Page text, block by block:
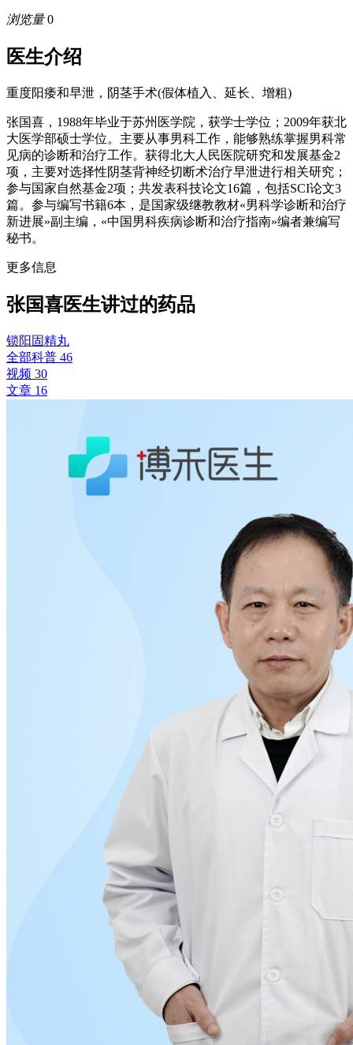
浏览量 0
医生介绍
重度阳痿和早泄，阴茎手术(假体植入、延长、增粗)
张国喜，1988年毕业于苏州医学院，获学士学位；2009年获北
大医学部硕士学位。主要从事男科工作，能够熟练掌握男科常
见病的诊断和治疗工作。获得北大人民医院研究和发展基金2
项，主要对选择性阴茎背神经切断术治疗早泄进行相关研究；
参与国家自然基金2项；共发表科技论文16篇，包括SCI论文3
篇。参与编写书籍6本，是国家级继教教材«男科学诊断和治疗
新进展»副主编，«中国男科疾病诊断和治疗指南»编者兼编写
秘书。
更多信息
张国喜医生讲过的药品
锁阳固精丸
全部科普 46
视频 30
文章 16